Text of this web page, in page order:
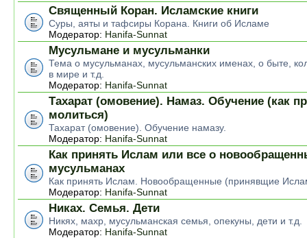
Священный Коран. Исламские книги
Суры, аяты и тафсиры Корана. Книги об Исламе
Модератор: Hanifa-Sunnat
Мусульмане и мусульманки
Тема о мусульманах, мусульманских именах, о быте,
в мире и т.д.
Модератор: Hanifa-Sunnat
Тахарат (омовение). Намаз. Обучение (как
молиться)
Тахарат (омовение). Обучение намазу.
Модератор: Hanifa-Sunnat
Как принять Ислам или все о
мусульманах
Как принять Ислам. Новообращенные (принявщие
Модератор: Hanifa-Sunnat
Никах. Семья. Дети
Никях, махр, мусульманская семья, опекуны, дети и т.д.
Модератор: Hanifa-Sunnat